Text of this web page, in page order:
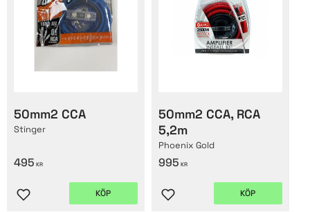
50mm2 CCA
Stinger
495 KR
Lägg till i favoriter
KÖP
50mm2 CCA, RCA
5,2m
Phoenix Gold
995 KR
Lägg till i favoriter
KÖP